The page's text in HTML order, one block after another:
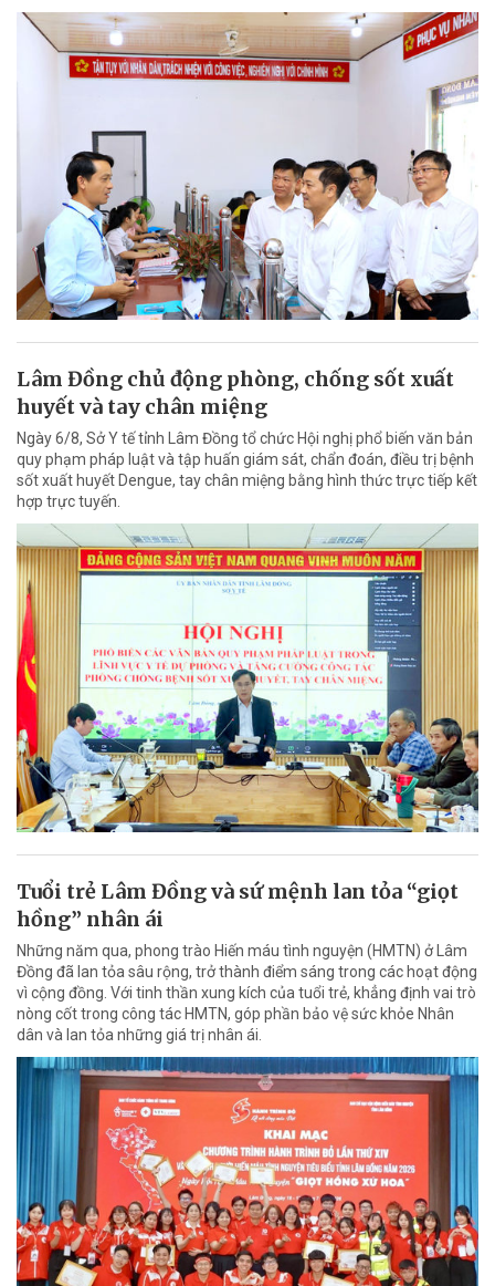
Lâm Đồng chủ động phòng, chống sốt xuất
huyết và tay chân miệng
Ngày 6/8, Sở Y tế tỉnh Lâm Đồng tổ chức Hội nghị phổ biến văn bản
quy phạm pháp luật và tập huấn giám sát, chẩn đoán, điều trị bệnh
sốt xuất huyết Dengue, tay chân miệng bằng hình thức trực tiếp kết
hợp trực tuyến.
Tuổi trẻ Lâm Đồng và sứ mệnh lan tỏa “giọt
hồng” nhân ái
Những năm qua, phong trào Hiến máu tình nguyện (HMTN) ở Lâm
Đồng đã lan tỏa sâu rộng, trở thành điểm sáng trong các hoạt động
vì cộng đồng. Với tinh thần xung kích của tuổi trẻ, khẳng định vai trò
nòng cốt trong công tác HMTN, góp phần bảo vệ sức khỏe Nhân
dân và lan tỏa những giá trị nhân ái.